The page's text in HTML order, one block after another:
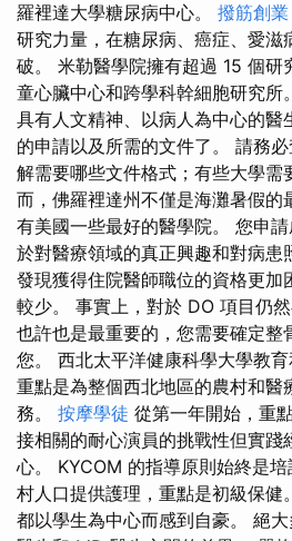
羅裡達大學糖尿病中心。 撥筋創業
研究力量，在糖尿病、癌症、愛滋
破。 米勒醫學院擁有超過 15 個研
童心臟中心和跨學科幹細胞研究所
具有人文精神、以病人為中心的醫
的申請以及所需的文件了。 請務
解需要哪些文件格式；有些大學需
而，佛羅裡達州不僅是海灘暑假的
有美國一些最好的醫學院。 您申
於對醫療領域的真正興趣和對病患
發現獲得住院醫師職位的資格更加
較少。 事實上，對於 DO 項目仍
也許也是最重要的，您需要確定整
您。 西北太平洋健康科學大學教育
重點是為整個西北地區的農村和醫
務。 按摩學徒 從第一年開始，重
接相關的耐心演員的挑戰性但實踐
心。 KYCOM 的指導原則始終是
村人口提供護理，重點是初級保健
都以學生為中心而感到自豪。 絕